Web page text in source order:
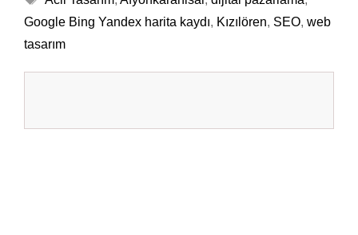
Google Bing Yandex harita kaydı, Kızılören, SEO, web
tasarım